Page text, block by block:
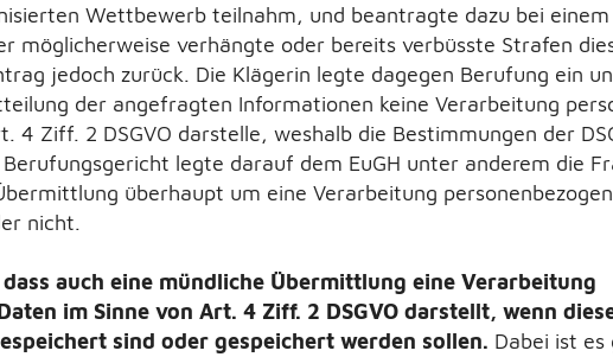
Wettbewerb teilnahm, und beantragte dazu bei
möglicherweise verhängte oder bereits verbüsste Strafen
jedoch zurück. Die Klägerin legte dagegen Berufung ein
der angefragten Informationen keine Verarbeitung
4 Ziff. 2 DSGVO darstelle, weshalb die Bestimmungen der
legte darauf dem EuGH unter anderem die
überhaupt um eine Verarbeitung
nicht.
dass auch eine mündliche Übermittlung eine Verarbeitung
im Sinne von Art. 4 Ziff. 2 DSGVO darstellt, wenn
sind oder gespeichert werden sollen. Dabei ist es